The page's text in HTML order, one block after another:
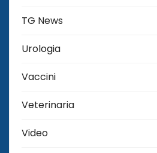
TG News
Urologia
Vaccini
Veterinaria
Video